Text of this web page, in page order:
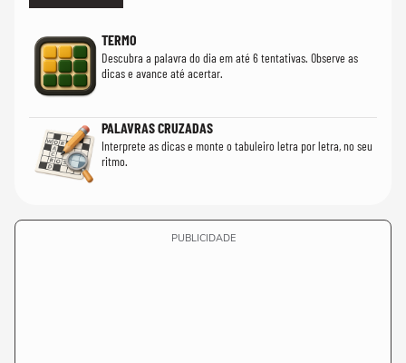
TERMO
Descubra a palavra do dia em até 6 tentativas. Observe as
dicas e avance até acertar.
PALAVRAS CRUZADAS
Interprete as dicas e monte o tabuleiro letra por letra, no seu
ritmo.
PUBLICIDADE